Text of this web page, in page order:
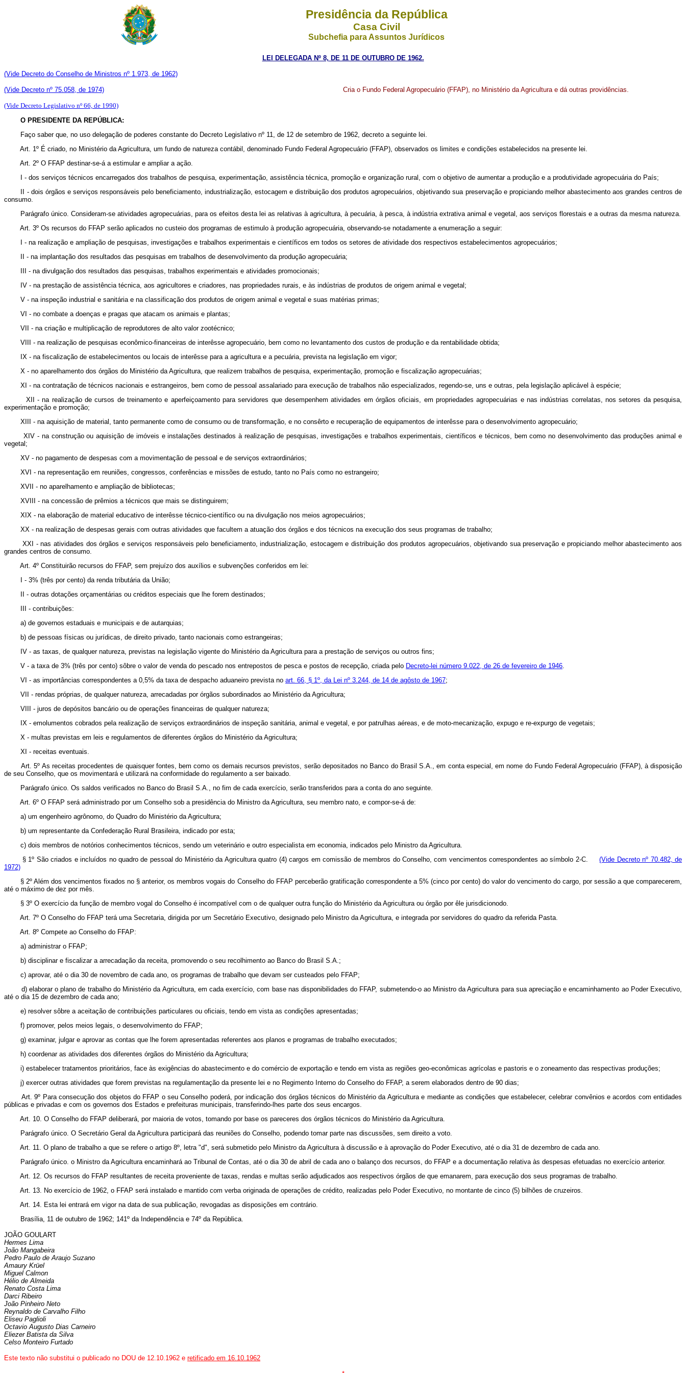
Presidência da República
Casa Civil
Subchefia para Assuntos Jurídicos
LEI DELEGADA Nº 8, DE 11 DE OUTUBRO DE 1962.
(Vide Decreto do Conselho de Ministros nº 1.973, de 1962)
(Vide Decreto nº 75.058, de 1974)
(Vide Decreto Legislativo nº 66, de 1990)
Cria o Fundo Federal Agropecuário (FFAP), no Ministério da Agricultura e dá outras providências.
O PRESIDENTE DA REPÚBLICA:
Faço saber que, no uso delegação de poderes constante do Decreto Legislativo nº 11, de 12 de setembro de 1962, decreto a seguinte lei.
Art. 1º É criado, no Ministério da Agricultura, um fundo de natureza contábil, denominado Fundo Federal Agropecuário (FFAP), observados os limites e condições estabelecidos na presente lei.
Art. 2º O FFAP destinar-se-á a estimular e ampliar a ação.
I - dos serviços técnicos encarregados dos trabalhos de pesquisa, experimentação, assistência técnica, promoção e organização rural, com o objetivo de aumentar a produção e a produtividade agropecuária do País;
II - dois órgãos e serviços responsáveis pelo beneficiamento, industrialização, estocagem e distribuição dos produtos agropecuários, objetivando sua preservação e propiciando melhor abastecimento aos grandes centros de
consumo.
Parágrafo único. Consideram-se atividades agropecuárias, para os efeitos desta lei as relativas à agricultura, à pecuária, à pesca, à indústria extrativa animal e vegetal, aos serviços florestais e a outras da mesma natureza.
Art. 3º Os recursos do FFAP serão aplicados no custeio dos programas de estimulo à produção agropecuária, observando-se notadamente a enumeração a seguir:
I - na realização e ampliação de pesquisas, investigações e trabalhos experimentais e científicos em todos os setores de atividade dos respectivos estabelecimentos agropecuários;
II - na implantação dos resultados das pesquisas em trabalhos de desenvolvimento da produção agropecuária;
III - na divulgação dos resultados das pesquisas, trabalhos experimentais e atividades promocionais;
IV - na prestação de assistência técnica, aos agricultores e criadores, nas propriedades rurais, e às indústrias de produtos de origem animal e vegetal;
V - na inspeção industrial e sanitária e na classificação dos produtos de origem animal e vegetal e suas matérias primas;
VI - no combate a doenças e pragas que atacam os animais e plantas;
VII - na criação e multiplicação de reprodutores de alto valor zootécnico;
VIII - na realização de pesquisas econômico-financeiras de interêsse agropecuário, bem como no levantamento dos custos de produção e da rentabilidade obtida;
IX - na fiscalização de estabelecimentos ou locais de interêsse para a agricultura e a pecuária, prevista na legislação em vigor;
X - no aparelhamento dos órgãos do Ministério da Agricultura, que realizem trabalhos de pesquisa, experimentação, promoção e fiscalização agropecuárias;
XI - na contratação de técnicos nacionais e estrangeiros, bem como de pessoal assalariado para execução de trabalhos não especializados, regendo-se, uns e outras, pela legislação aplicável à espécie;
XII - na realização de cursos de treinamento e aperfeiçoamento para servidores que desempenhem atividades em órgãos oficiais, em propriedades agropecuárias e nas indústrias correlatas, nos setores da pesquisa,
experimentação e promoção;
XIII - na aquisição de material, tanto permanente como de consumo ou de transformação, e no consêrto e recuperação de equipamentos de interêsse para o desenvolvimento agropecuário;
XIV - na construção ou aquisição de imóveis e instalações destinados à realização de pesquisas, investigações e trabalhos experimentais, científicos e técnicos, bem como no desenvolvimento das produções animal e
vegetal;
XV - no pagamento de despesas com a movimentação de pessoal e de serviços extraordinários;
XVI - na representação em reuniões, congressos, conferências e missões de estudo, tanto no País como no estrangeiro;
XVII - no aparelhamento e ampliação de bibliotecas;
XVIII - na concessão de prêmios a técnicos que mais se distinguirem;
XIX - na elaboração de material educativo de interêsse técnico-científico ou na divulgação nos meios agropecuários;
XX - na realização de despesas gerais com outras atividades que facultem a atuação dos órgãos e dos técnicos na execução dos seus programas de trabalho;
XXI - nas atividades dos órgãos e serviços responsáveis pelo beneficiamento, industrialização, estocagem e distribuição dos produtos agropecuários, objetivando sua preservação e propiciando melhor abastecimento aos
grandes centros de consumo.
Art. 4º Constituirão recursos do FFAP, sem prejuízo dos auxílios e subvenções conferidos em lei:
I - 3% (três por cento) da renda tributária da União;
II - outras dotações orçamentárias ou créditos especiais que lhe forem destinados;
III - contribuições:
a) de governos estaduais e municipais e de autarquias;
b) de pessoas físicas ou jurídicas, de direito privado, tanto nacionais como estrangeiras;
IV - as taxas, de qualquer natureza, previstas na legislação vigente do Ministério da Agricultura para a prestação de serviços ou outros fins;
V - a taxa de 3% (três por cento) sôbre o valor de venda do pescado nos entrepostos de pesca e postos de recepção, criada pelo Decreto-lei número 9.022, de 26 de fevereiro de 1946.
VI - as importâncias correspondentes a 0,5% da taxa de despacho aduaneiro prevista no art. 66, § 1º, da Lei nº 3.244, de 14 de agôsto de 1967;
VII - rendas próprias, de qualquer natureza, arrecadadas por órgãos subordinados ao Ministério da Agricultura;
VIII - juros de depósitos bancário ou de operações financeiras de qualquer natureza;
IX - emolumentos cobrados pela realização de serviços extraordinários de inspeção sanitária, animal e vegetal, e por patrulhas aéreas, e de moto-mecanização, expugo e re-expurgo de vegetais;
X - multas previstas em leis e regulamentos de diferentes órgãos do Ministério da Agricultura;
XI - receitas eventuais.
Art. 5º As receitas procedentes de quaisquer fontes, bem como os demais recursos previstos, serão depositados no Banco do Brasil S.A., em conta especial, em nome do Fundo Federal Agropecuário (FFAP), à disposição
de seu Conselho, que os movimentará e utilizará na conformidade do regulamento a ser baixado.
Parágrafo único. Os saldos verificados no Banco do Brasil S.A., no fim de cada exercício, serão transferidos para a conta do ano seguinte.
Art. 6º O FFAP será administrado por um Conselho sob a presidência do Ministro da Agricultura, seu membro nato, e compor-se-á de:
a) um engenheiro agrônomo, do Quadro do Ministério da Agricultura;
b) um representante da Confederação Rural Brasileira, indicado por esta;
c) dois membros de notórios conhecimentos técnicos, sendo um veterinário e outro especialista em economia, indicados pelo Ministro da Agricultura.
§ 1º São criados e incluídos no quadro de pessoal do Ministério da Agricultura quatro (4) cargos em comissão de membros do Conselho, com vencimentos correspondentes ao símbolo 2-C.(Vide Decreto nº 70.482, de
1972)
§ 2º Além dos vencimentos fixados no § anterior, os membros vogais do Conselho do FFAP perceberão gratificação correspondente a 5% (cinco por cento) do valor do vencimento do cargo, por sessão a que comparecerem,
até o máximo de dez por mês.
§ 3º O exercício da função de membro vogal do Conselho é incompatível com o de qualquer outra função do Ministério da Agricultura ou órgão por êle jurisdicionodo.
Art. 7º O Conselho do FFAP terá uma Secretaria, dirigida por um Secretário Executivo, designado pelo Ministro da Agricultura, e integrada por servidores do quadro da referida Pasta.
Art. 8º Compete ao Conselho do FFAP:
a) administrar o FFAP;
b) disciplinar e fiscalizar a arrecadação da receita, promovendo o seu recolhimento ao Banco do Brasil S.A.;
c) aprovar, até o dia 30 de novembro de cada ano, os programas de trabalho que devam ser custeados pelo FFAP;
d) elaborar o plano de trabalho do Ministério da Agricultura, em cada exercício, com base nas disponibilidades do FFAP, submetendo-o ao Ministro da Agricultura para sua apreciação e encaminhamento ao Poder Executivo,
até o dia 15 de dezembro de cada ano;
e) resolver sôbre a aceitação de contribuições particulares ou oficiais, tendo em vista as condições apresentadas;
f) promover, pelos meios legais, o desenvolvimento do FFAP;
g) examinar, julgar e aprovar as contas que lhe forem apresentadas referentes aos planos e programas de trabalho executados;
h) coordenar as atividades dos diferentes órgãos do Ministério da Agricultura;
i) estabelecer tratamentos prioritários, face às exigências do abastecimento e do comércio de exportação e tendo em vista as regiões geo-econômicas agrícolas e pastoris e o zoneamento das respectivas produções;
j) exercer outras atividades que forem previstas na regulamentação da presente lei e no Regimento Interno do Conselho do FFAP, a serem elaborados dentro de 90 dias;
Art. 9º Para consecução dos objetos do FFAP o seu Conselho poderá, por indicação dos órgãos técnicos do Ministério da Agricultura e mediante as condições que estabelecer, celebrar convênios e acordos com entidades
públicas e privadas e com os governos dos Estados e prefeituras municipais, transferindo-lhes parte dos seus encargos.
Art. 10. O Conselho do FFAP deliberará, por maioria de votos, tomando por base os pareceres dos órgãos técnicos do Ministério da Agricultura.
Parágrafo único. O Secretário Geral da Agricultura participará das reuniões do Conselho, podendo tomar parte nas discussões, sem direito a voto.
Art. 11. O plano de trabalho a que se refere o artigo 8º, letra "d", será submetido pelo Ministro da Agricultura à discussão e à aprovação do Poder Executivo, até o dia 31 de dezembro de cada ano.
Parágrafo único. o Ministro da Agricultura encaminhará ao Tribunal de Contas, até o dia 30 de abril de cada ano o balanço dos recursos, do FFAP e a documentação relativa às despesas efetuadas no exercício anterior.
Art. 12. Os recursos do FFAP resultantes de receita proveniente de taxas, rendas e multas serão adjudicados aos respectivos órgãos de que emanarem, para execução dos seus programas de trabalho.
Art. 13. No exercício de 1962, o FFAP será instalado e mantido com verba originada de operações de crédito, realizadas pelo Poder Executivo, no montante de cinco (5) bilhões de cruzeiros.
Art. 14. Esta lei entrará em vigor na data de sua publicação, revogadas as disposições em contrário.
Brasília, 11 de outubro de 1962; 141º da Independência e 74º da República.
JOÃO GOULART
Hermes Lima
João Mangabeira
Pedro Paulo de Araujo Suzano
Amaury Krüel
Miguel Calmon
Hélio de Almeida
Renato Costa Lima
Darci Ribeiro
João Pinheiro Neto
Reynaldo de Carvalho Filho
Eliseu Paglioli
Octavio Augusto Dias Carneiro
Eliezer Batista da Silva
Celso Monteiro Furtado
Este texto não substitui o publicado no DOU de 12.10.1962 e retificado em 16.10.1962